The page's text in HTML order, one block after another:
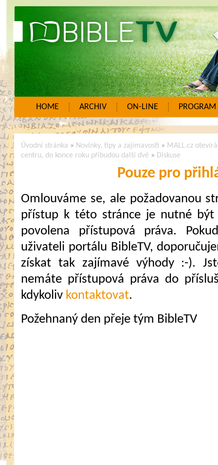
HOME ARCHIV ON-LINE PROGRAM
Úvodní stránka » Novinky, tipy a zajímavosti » MALL.cz
centru, do konce roku přibudou další dvě » Diskuse
Pouze pro
Omlouváme se, ale požadovanou
přístup k této stránce je nutné
povolena přístupová práva.
uživateli portálu BibleTV,
získat tak zajímavé výhody :-).
nemáte přístupová práva do
kdykoliv kontaktovat.
Požehnaný den přeje tým BibleTV